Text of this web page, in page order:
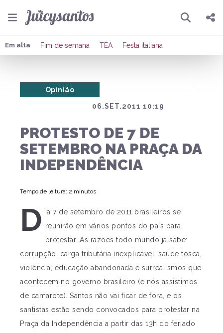
Pesquisar
Compartilhar
Publicar no X
Em alta Fim de semana TEA Festa italiana
06.SET.2011 10:19
Opinião
PROTESTO DE 7 DE
SETEMBRO NA PRAÇA DA
INDEPENDÊNCIA
Tempo de leitura: 2 minutos
D ia 7 de setembro de 2011 brasileiros se
reunirão em vários pontos do país para
protestar. As razões todo mundo já sabe:
corrupção, carga tributária inexplicável, saúde tosca,
violência, educação abandonada e surrealismos que
acontecem no governo brasileiro (e nós assistimos
de camarote). Santos não vai ficar de fora, e os
santistas estão sendo convocados para protestar na
Praça da Independência a partir das 13h do feriado